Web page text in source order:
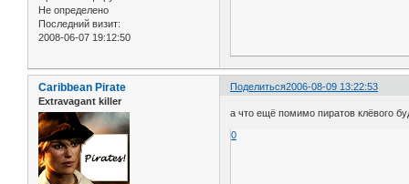
Не определено
Последний визит:
2008-06-07 19:12:50
Поделиться2006-08-09 13:22:53
Caribbean Pirate
Extravagant killer
а что ещё помимо пиратов клёвого
0